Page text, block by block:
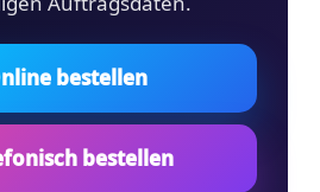
bestellen
bestellen